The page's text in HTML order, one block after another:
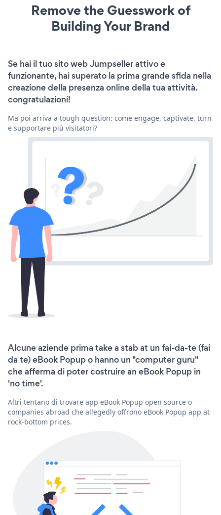
Remove the Guesswork of
Building Your Brand
Se hai il tuo sito web Jumpseller attivo e
funzionante, hai superato la prima grande sfida nella
creazione della presenza online della tua attività.
congratulazioni!
Ma poi arriva a tough question: come engage, captivate, turn
e supportare più visitatori?
Alcune aziende prima take a stab at un fai-da-te (fai
da te) eBook Popup o hanno un "computer guru"
che afferma di poter costruire an eBook Popup in
'no time'.
Altri tentano di trovare app eBook Popup open source o
companies abroad che allegedly offrono eBook Popup app at
rock-bottom prices.